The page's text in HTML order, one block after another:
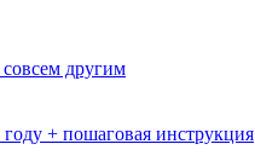
другим
+ пошаговая инструкция